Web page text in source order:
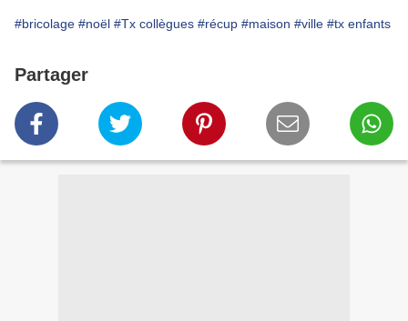
#bricolage #noël #Tx collègues #récup #maison #ville #tx enfants
Partager